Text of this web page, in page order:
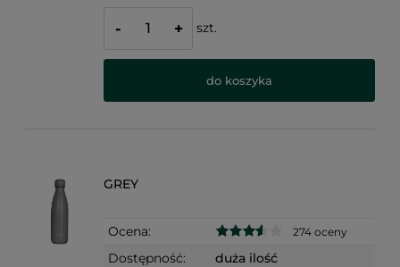
- + szt.
do koszyka
GREY
Ocena: 274 oceny
Dostępność:
duża ilość